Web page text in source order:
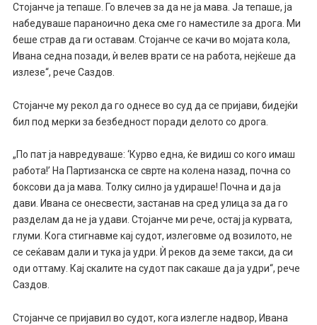
Стојанче ја тепаше. Го влечев за да не ја мава. Ја тепаше, ја
набедуваше параноично дека сме го наместиле за дрога. Ми
беше страв да ги оставам. Стојанче се качи во мојата кола,
Ивана седна позади, ѝ велев врати се на работа, нејќеше да
излезе“, рече Саздов.
Стојанче му рекол да го однесе во суд да се пријави, бидејќи
бил под мерки за безбедност поради делото со дрога.
„По пат ја навредуваше: ‘Курво една, ќе видиш со кого имаш
работа!’ На Партизанска се сврте на колена назад, почна со
боксови да ја мава. Толку силно ја удираше! Почна и да ја
дави. Ивана се онесвести, застанав на сред улица за да го
разделам да не ја удави. Стојанче ми рече, остај ја курвата,
глуми. Кога стигнавме кај судот, излеговме од возилото, не
се сеќавам дали и тука ја удри. Ѝ реков да земе такси, да си
оди оттаму. Кај скалите на судот пак сакаше да ја удри“, рече
Саздов.
Стојанче се пријавил во судот, кога излегле надвор, Ивана